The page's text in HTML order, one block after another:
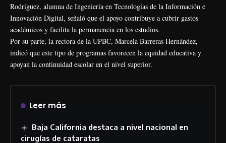
Rodríguez, alumna de Ingeniería en Tecnologías de la Información e
Innovación Digital, señaló que el apoyo contribuye a cubrir gastos
académicos y facilita la permanencia en los estudios.
Por su parte, la rectora de la UPBC, Marcela Barreras Hernández,
indicó que este tipo de programas favorecen la equidad educativa y
apoyan la continuidad escolar en el nivel superior.
Leer más
Baja California destaca a nivel nacional en
cirugías de cataratas